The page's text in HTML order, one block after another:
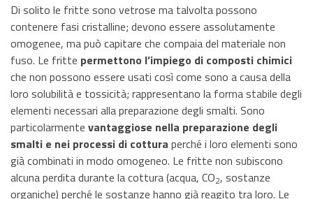
Di solito le fritte sono vetrose ma talvolta possono
contenere fasi cristalline; devono essere assolutamente
omogenee, ma può capitare che compaia del materiale non
fuso. Le fritte permettono l’impiego di composti chimici
che non possono essere usati così come sono a causa della
loro solubilità e tossicità; rappresentano la forma stabile degli
elementi necessari alla preparazione degli smalti. Sono
particolarmente vantaggiose nella preparazione degli
smalti e nei processi di cottura perché i loro elementi sono
già combinati in modo omogeneo. Le fritte non subiscono
alcuna perdita durante la cottura (acqua, CO2, sostanze
organiche) perché le sostanze hanno già reagito tra loro. Le